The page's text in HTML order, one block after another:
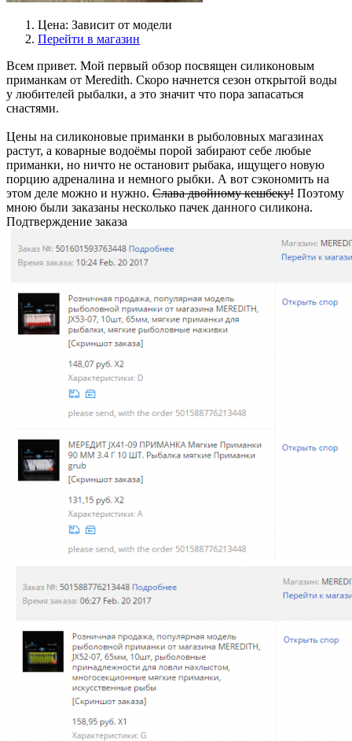
Цена: Зависит от модели
Перейти в магазин
Всем привет. Мой первый обзор посвящен силиконовым
приманкам от Meredith. Скоро начнется сезон открытой воды
у любителей рыбалки, а это значит что пора запасаться
снастями.
Цены на силиконовые приманки в рыболовных магазинах
растут, а коварные водоёмы порой забирают себе любые
приманки, но ничто не остановит рыбака, ищущего новую
порцию адреналина и немного рыбки. А вот сэкономить на
этом деле можно и нужно. Слава двойному кешбеку! Поэтому
мною были заказаны несколько пачек данного силикона.
Подтверждение заказа